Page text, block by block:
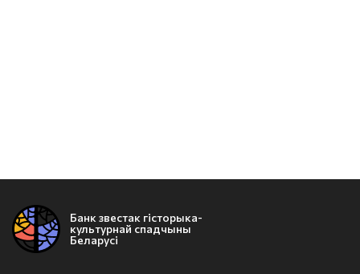
Банк звестак гісторыка-
культурнай спадчыны
Беларусі